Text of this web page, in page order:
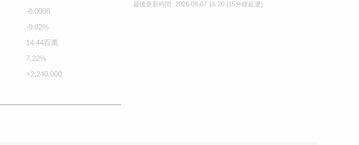
-0.0008
-0.02%
14.44百萬
7.22%
+2,240,000
最後更新時間: 2026-08-07 16:20 (15分鐘延遲)